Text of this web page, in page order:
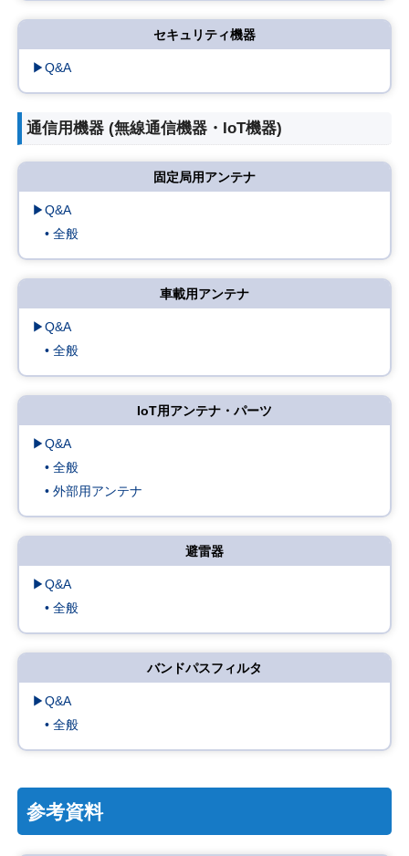
セキュリティ機器
▶Q&A
通信用機器 (無線通信機器・IoT機器)
固定局用アンテナ
▶Q&A
• 全般
車載用アンテナ
▶Q&A
• 全般
IoT用アンテナ・パーツ
▶Q&A
• 全般
• 外部用アンテナ
避雷器
▶Q&A
• 全般
バンドパスフィルタ
▶Q&A
• 全般
参考資料